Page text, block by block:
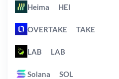
Heima HEI
OVERTAKE TAKE
LAB LAB
Solana SOL